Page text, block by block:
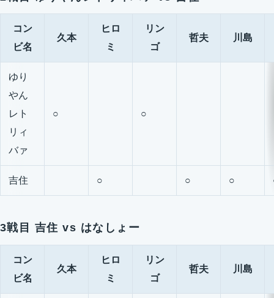
コン
ビ名
久本
ヒロ
ミ
リン
ゴ
哲夫 川島
ゆり
やん
レト
リィ
バァ
○ ○
吉住 ○ ○ ○
3戦目 吉住 vs はなしょー
コン
ビ名
久本
ヒロ
ミ
リン
ゴ
哲夫 川島